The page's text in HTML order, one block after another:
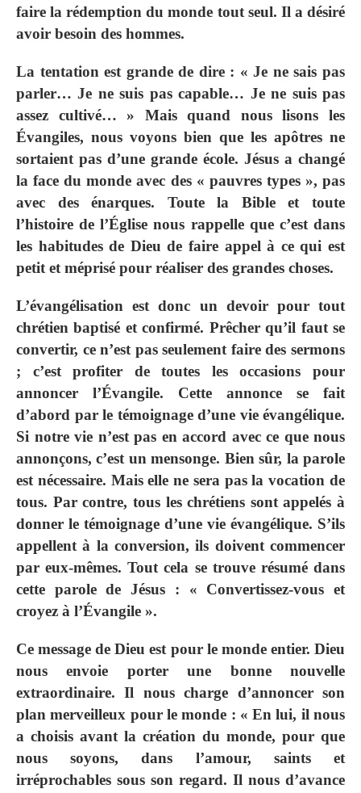
faire la rédemption du monde tout seul. Il a désiré
avoir besoin des hommes.
La tentation est grande de dire : « Je ne sais pas
parler… Je ne suis pas capable… Je ne suis pas
assez cultivé… » Mais quand nous lisons les
Évangiles, nous voyons bien que les apôtres ne
sortaient pas d’une grande école. Jésus a changé
la face du monde avec des « pauvres types », pas
avec des énarques. Toute la Bible et toute
l’histoire de l’Église nous rappelle que c’est dans
les habitudes de Dieu de faire appel à ce qui est
petit et méprisé pour réaliser des grandes choses.
L’évangélisation est donc un devoir pour tout
chrétien baptisé et confirmé. Prêcher qu’il faut se
convertir, ce n’est pas seulement faire des sermons
; c’est profiter de toutes les occasions pour
annoncer l’Évangile. Cette annonce se fait
d’abord par le témoignage d’une vie évangélique.
Si notre vie n’est pas en accord avec ce que nous
annonçons, c’est un mensonge. Bien sûr, la parole
est nécessaire. Mais elle ne sera pas la vocation de
tous. Par contre, tous les chrétiens sont appelés à
donner le témoignage d’une vie évangélique. S’ils
appellent à la conversion, ils doivent commencer
par eux-mêmes. Tout cela se trouve résumé dans
cette parole de Jésus : « Convertissez-vous et
croyez à l’Évangile ».
Ce message de Dieu est pour le monde entier. Dieu
nous envoie porter une bonne nouvelle
extraordinaire. Il nous charge d’annoncer son
plan merveilleux pour le monde : « En lui, il nous
a choisis avant la création du monde, pour que
nous soyons, dans l’amour, saints et
irréprochables sous son regard. Il nous d’avance